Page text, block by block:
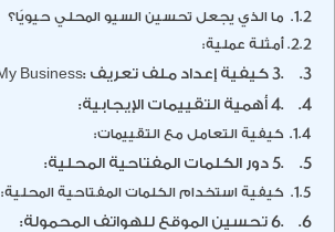
ما الذي يجعل تحسين السيو المحلي حيويًا؟
أمثلة عملية:
.3 كيفية إعداد ملف تعريف :Google My Business
.4 أهمية التقييمات الإيجابية:
كيفية التعامل مع التقييمات:
.5 دور الكلمات المفتاحية المحلية:
كيفية استخدام الكلمات المفتاحية المحلية:
.6 تحسين الموقع للهواتف المحمولة: